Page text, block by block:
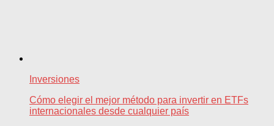
Inversiones
Cómo elegir el mejor método para invertir en ETFs
internacionales desde cualquier país